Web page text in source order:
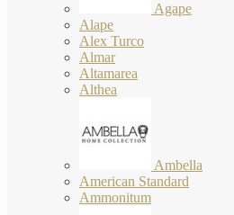
Agape
Alape
Alex Turco
Almar
Altamarea
Althea
Ambella
American Standard
Ammonitum